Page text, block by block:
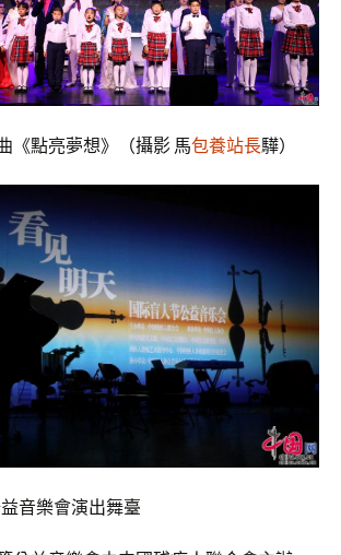
《點亮夢想》（攝影 馬包養站長驊）
音樂會演出舞臺